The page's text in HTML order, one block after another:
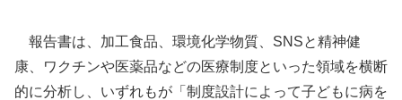
報告書は、加工食品、環境化学物質、SNSと精神健
康、ワクチンや医薬品などの医療制度といった領域を横断
的に分析し、いずれもが「制度設計によって子どもに病を